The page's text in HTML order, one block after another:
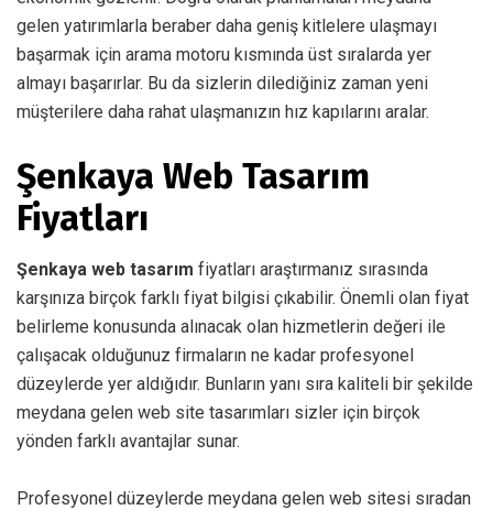
gelen yatırımlarla beraber daha geniş kitlelere ulaşmayı
başarmak için arama motoru kısmında üst sıralarda yer
almayı başarırlar. Bu da sizlerin dilediğiniz zaman yeni
müşterilere daha rahat ulaşmanızın hız kapılarını aralar.
Şenkaya Web Tasarım
Fiyatları
Şenkaya web tasarım fiyatları araştırmanız sırasında
karşınıza birçok farklı fiyat bilgisi çıkabilir. Önemli olan fiyat
belirleme konusunda alınacak olan hizmetlerin değeri ile
çalışacak olduğunuz firmaların ne kadar profesyonel
düzeylerde yer aldığıdır. Bunların yanı sıra kaliteli bir şekilde
meydana gelen web site tasarımları sizler için birçok
yönden farklı avantajlar sunar.
Profesyonel düzeylerde meydana gelen web sitesi sıradan